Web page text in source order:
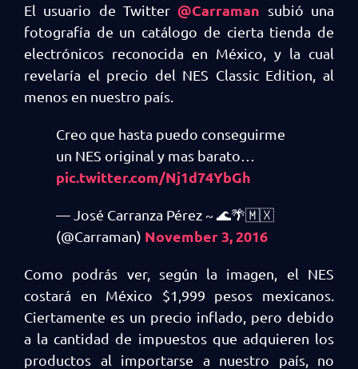
El usuario de Twitter @Carraman subió una
fotografía de un catálogo de cierta tienda de
electrónicos reconocida en México, y la cual
revelaría el precio del NES Classic Edition, al
menos en nuestro país.
Creo que hasta puedo conseguirme
un NES original y mas barato…
pic.twitter.com/Nj1d74YbGh
— José Carranza Pérez ~ 🌊🌴🇲🇽
(@Carraman) November 3, 2016
Como podrás ver, según la imagen, el NES
costará en México $1,999 pesos mexicanos.
Ciertamente es un precio inflado, pero debido
a la cantidad de impuestos que adquieren los
productos al importarse a nuestro país, no